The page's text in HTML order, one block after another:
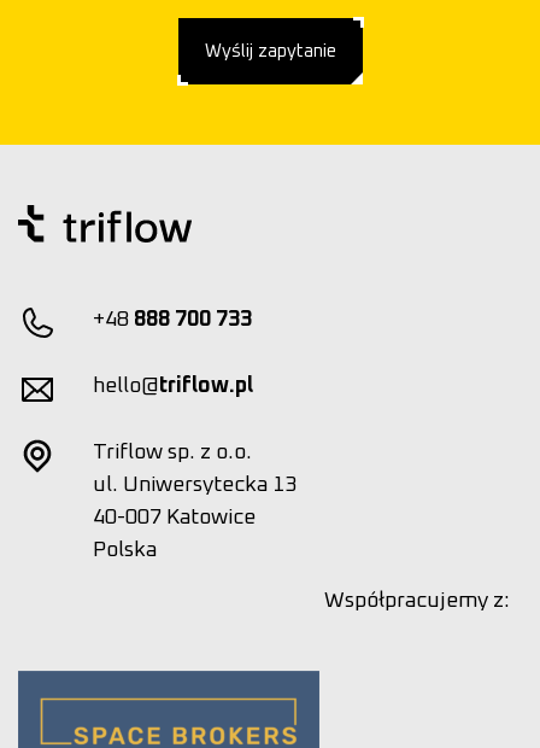
Wyślij zapytanie
+48 888 700 733
hello@triflow.pl
Triflow sp. z o.o.
ul. Uniwersytecka 13
40-007 Katowice
Polska
Współpracujemy z: